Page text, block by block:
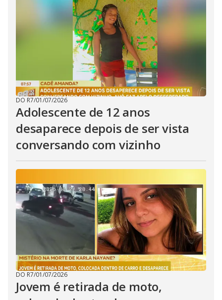
DO R7/01/07/2026
Adolescente de 12 anos
desaparece depois de ser vista
conversando com vizinho
DO R7/01/07/2026
Jovem é retirada de moto,